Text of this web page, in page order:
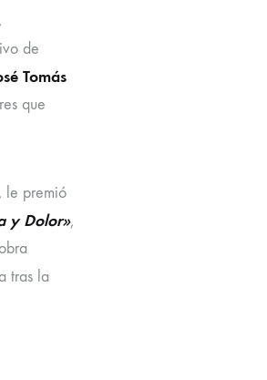
de
Tomás
que
le premió
y Dolor»,
tras la